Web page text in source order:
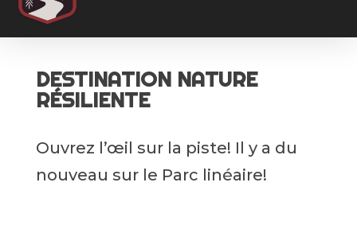
DESTINATION NATURE
RÉSILIENTE
Ouvrez l’œil sur la piste! Il y a du
nouveau sur le Parc linéaire!